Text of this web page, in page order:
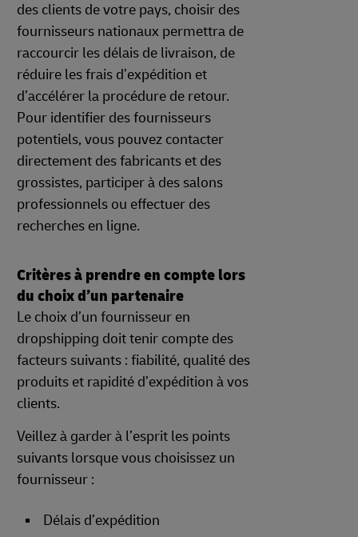
des clients de votre pays, choisir des
fournisseurs nationaux permettra de
raccourcir les délais de livraison, de
réduire les frais d’expédition et
d’accélérer la procédure de retour.
Pour identifier des fournisseurs
potentiels, vous pouvez contacter
directement des fabricants et des
grossistes, participer à des salons
professionnels ou effectuer des
recherches en ligne.
Critères à prendre en compte lors
du choix d’un partenaire
Le choix d’un fournisseur en
dropshipping doit tenir compte des
facteurs suivants : fiabilité, qualité des
produits et rapidité d’expédition à vos
clients.
Veillez à garder à l’esprit les points
suivants lorsque vous choisissez un
fournisseur :
Délais d’expédition